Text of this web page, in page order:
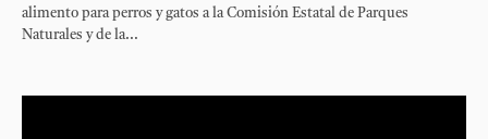
alimento para perros y gatos a la Comisión Estatal de Parques
Naturales y de la...